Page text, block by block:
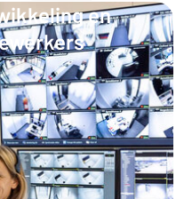
en